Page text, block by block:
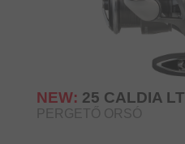
NEW: 25 CALDIA LT
PERGETŐ ORSÓ